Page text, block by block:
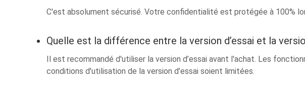
C'est absolument sécurisé. Votre confidentialité est protégée à 100%
Quelle est la différence entre la version d’essai et la
Il est recommandé d'utiliser la version d’essai avant l'achat. Les
conditions d'utilisation de la version d’essai soient limitées.